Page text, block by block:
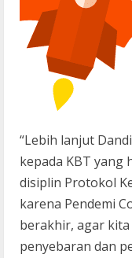
“Lebih lanjut
kepada KBT yang
disiplin Protokol
karena Pendemi
berakhir, agar
penyebaran dan